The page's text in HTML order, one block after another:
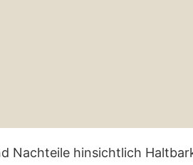
Nachteile hinsichtlich